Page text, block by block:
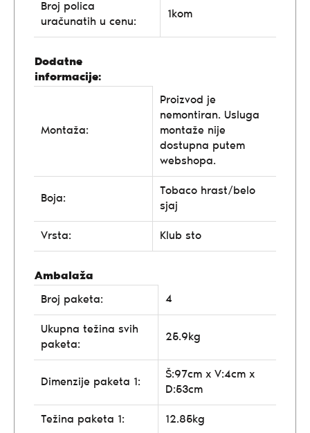
Broj polica
uračunatih u cenu:
1kom
Dodatne
informacije:
Montaža:
Proizvod je
nemontiran. Usluga
montaže nije
dostupna putem
webshopa.
Boja:
Tobaco hrast/belo
sjaj
Vrsta: Klub sto
Ambalaža
Broj paketa:
4
Ukupna težina svih
paketa:
25.9kg
Dimenzije paketa 1:
Š:97cm x V:4cm x
D:53cm
Težina paketa 1: 12.85kg